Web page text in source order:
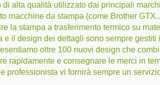
di alta qualità utilizzato dai principali
macchine da stampa (come Brother
la stampa a trasferimento termico su
e il design dei dettagli sono sempre gestiti
oltre 100 nuovi design che
rapidamente e consegnare le merci in
professionista vi fornirà sempre un